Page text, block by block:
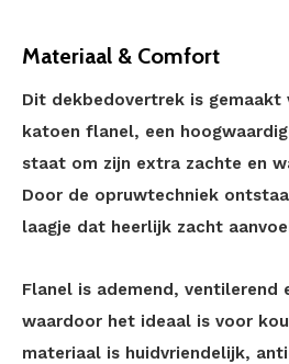
Materiaal & Comfort
Dit dekbedovertrek is gemaakt
katoen flanel, een
staat om zijn extra zachte en
Door de opruwtechniek
laagje dat heerlijk zacht
Flanel is ademend, ventilerend
waardoor het ideaal is voor
materiaal is huidvriendelijk,